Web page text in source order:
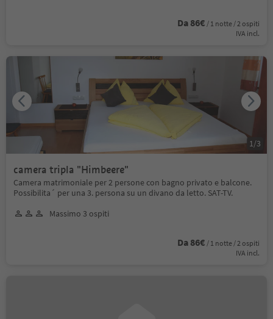
Da 86€ / 1 notte / 2 ospiti
IVA incl.
camera tripla "Himbeere"
Camera matrimoniale per 2 persone con bagno privato e balcone.
Possibilita´ per una 3. persona su un divano da letto. SAT-TV.
Massimo 3 ospiti
Da 86€ / 1 notte / 2 ospiti
IVA incl.
1 /3